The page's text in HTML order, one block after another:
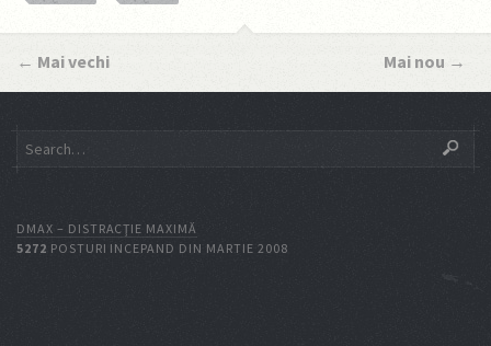
← Mai vechi Mai nou →
DMAX – DISTRACŢIE MAXIMĂ
5272 POSTURI INCEPAND DIN MARTIE 2008